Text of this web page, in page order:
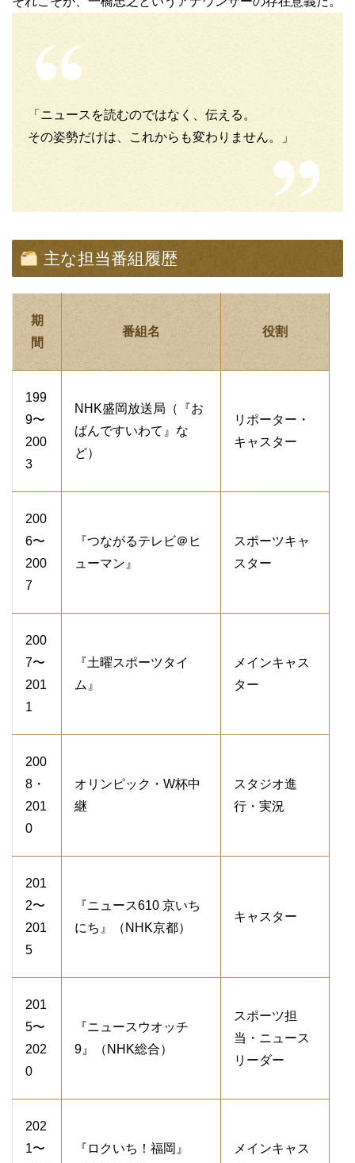
「ニュースを読むのではなく、伝える。
その姿勢だけは、これからも変わりません。」
主な担当番組履歴
期
間
番組名 役割
199
9〜
200
3
NHK盛岡放送局（『お
ばんですいわて』な
ど）
リポーター・
キャスター
200
6〜
200
7
『つながるテレビ＠ヒ
ューマン』
スポーツキャ
スター
200
7〜
201
1
『土曜スポーツタイ
ム』
メインキャス
ター
200
8・
201
0
オリンピック・W杯中
継
スタジオ進
行・実況
201
2〜
201
5
『ニュース610 京いち
にち』（NHK京都）
キャスター
201
5〜
202
0
『ニュースウオッチ
9』（NHK総合）
スポーツ担
当・ニュース
リーダー
202
1〜
『ロクいち！福岡』
メインキャス